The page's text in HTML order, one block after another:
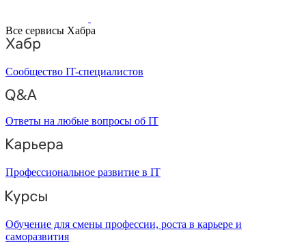
Все сервисы Хабра
Сообщество IT-специалистов
Ответы на любые вопросы об IT
Профессиональное развитие в IT
Обучение для смены профессии, роста в карьере и
саморазвития